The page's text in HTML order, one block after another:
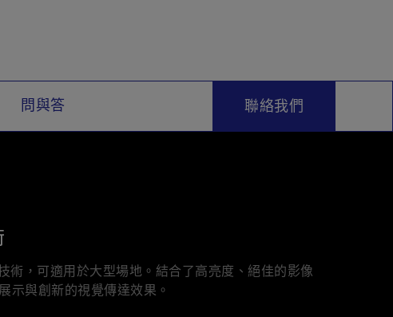
問與答 聯絡我們
，可適用於大型場地。結合了高亮度、絕佳的影像
與創新的視覺傳達效果。